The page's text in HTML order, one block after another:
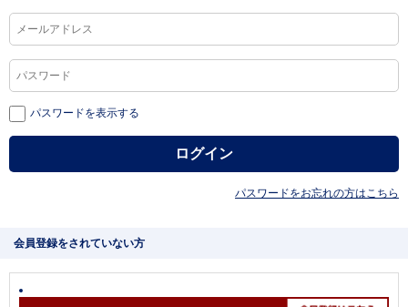
パスワードを表示する
パスワードをお忘れの方はこちら
会員登録をされていない方